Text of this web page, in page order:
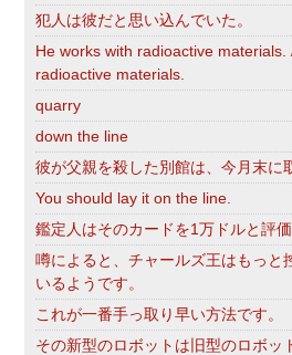
犯人は彼だと思い込んでいた。
He works with radioactive materials.
radioactive materials.
quarry
down the line
彼が父親を殺した別館は、今月末に
You should lay it on the line.
鑑定人はそのカードを1万ドルと評価
噂によると、チャールズ王はもっと
いるようです。
これが一番手っ取り早い方法です。
その新型のロボットは旧型のロボッ